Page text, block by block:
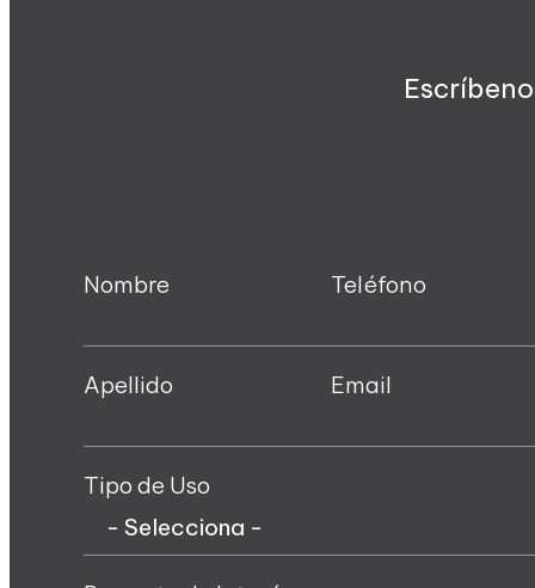
Nombre
Apellido
Teléfono
Email
Tipo de Uso